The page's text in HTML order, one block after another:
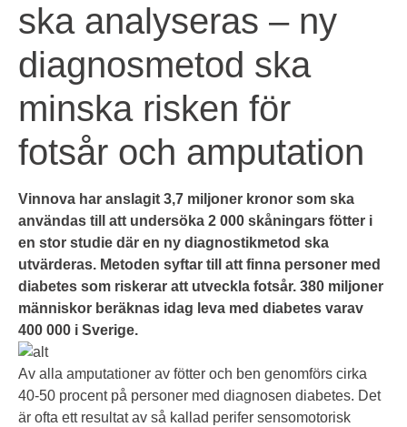
ska analyseras – ny
diagnosmetod ska
minska risken för
fotsår och amputation
Vinnova har anslagit 3,7 miljoner kronor som ska
användas till att undersöka 2 000 skåningars fötter i
en stor studie där en ny diagnostikmetod ska
utvärderas. Metoden syftar till att finna personer med
diabetes som riskerar att utveckla fotsår. 380 miljoner
människor beräknas idag leva med diabetes varav
400 000 i Sverige.
Av alla amputationer av fötter och ben genomförs cirka
40-50 procent på personer med diagnosen diabetes. Det
är ofta ett resultat av så kallad perifer sensomotorisk